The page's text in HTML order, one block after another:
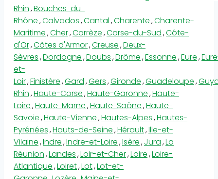
Rhin,Bouches-du-
Rhône,Calvados,Cantal,Charente,Charente-
Maritime,Cher,Corrèze,Corse-du-Sud,Côte-
d'Or,Côtes d'Armor,Creuse,Deux-
Sèvres,Dordogne,Doubs,Drôme,Essonne,Eure,
et-
Loir,Finistère,Gard,Gers,Gironde,Guadeloupe,
Rhin,Haute-Corse,Haute-Garonne,Haute-
Loire,Haute-Marne,Haute-Saône,Haute-
Savoie,Haute-Vienne,Hautes-Alpes,Hautes-
Pyrénées,Hauts-de-Seine,Hérault,Ille-et-
Vilaine,Indre,Indre-et-Loire,Isère,Jura,La
Réunion,Landes,Loir-et-Cher,Loire,Loire-
Atlantique,Loiret,Lot,Lot-et-